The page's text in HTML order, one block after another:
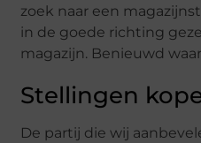
zoek naar een
in de goede richting
magazijn. Benieuwd
Stellingen
De partij die wij